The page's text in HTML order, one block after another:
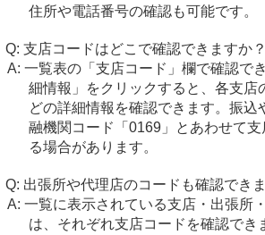
住所や電話番号の確認も可能です。
支店コードはどこで確認できますか？
一覧表の「支店コード」欄で確認で
細情報」をクリックすると、各支店
どの詳細情報を確認できます。振込
融機関コード「0169」とあわせて
る場合があります。
出張所や代理店のコードも確認でき
一覧に表示されている支店・出張所
は、それぞれ支店コードを確認でき